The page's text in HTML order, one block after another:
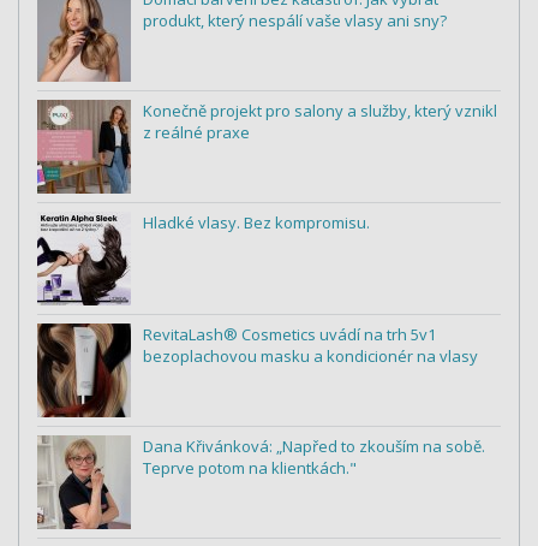
produkt, který nespálí vaše vlasy ani sny?
Konečně projekt pro salony a služby, který vznikl
z reálné praxe
Hladké vlasy. Bez kompromisu.
RevitaLash® Cosmetics uvádí na trh 5v1
bezoplachovou masku a kondicionér na vlasy
Dana Křivánková: „Napřed to zkouším na sobě.
Teprve potom na klientkách."